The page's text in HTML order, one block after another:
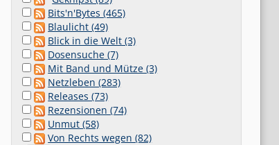
Bits'n'Bytes (465)
Blaulicht (49)
Blick in die Welt (3)
Dosensuche (7)
Mit Band und Mütze (3)
Netzleben (283)
Releases (73)
Rezensionen (74)
Unmut (58)
Von Rechts wegen (82)